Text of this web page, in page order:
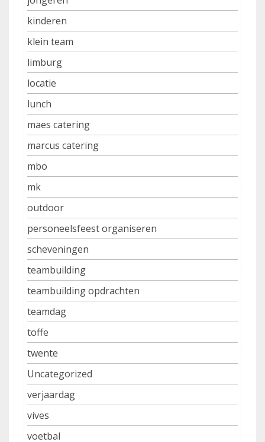
kinderen
klein team
limburg
locatie
lunch
maes catering
marcus catering
mbo
mk
outdoor
personeelsfeest organiseren
scheveningen
teambuilding
teambuilding opdrachten
teamdag
toffe
twente
Uncategorized
verjaardag
vives
voetbal